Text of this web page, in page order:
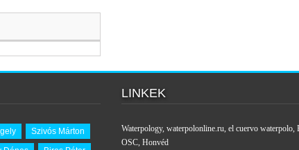
Szivós Márton
LINKEK
Waterpology, waterpolonline.ru, el cuervo waterpolo,
OSC, Honvéd